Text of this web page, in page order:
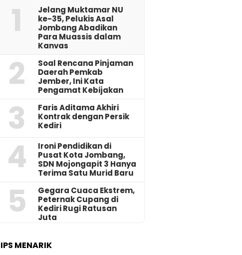
1
Jelang Muktamar NU
ke-35, Pelukis Asal
Jombang Abadikan
Para Muassis dalam
Kanvas
2
‎Soal Rencana Pinjaman
Daerah Pemkab
Jember, Ini Kata
Pengamat Kebijakan ‎
3
Faris Aditama Akhiri
Kontrak dengan Persik
Kediri
4
Ironi Pendidikan di
Pusat Kota Jombang,
SDN Mojongapit 3 Hanya
Terima Satu Murid Baru
5
‎Gegara Cuaca Ekstrem,
Peternak Cupang di
Kediri Rugi Ratusan
Juta
MENARIK